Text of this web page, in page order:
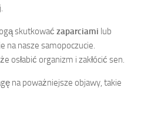
skutkować zaparciami lub
na nasze samopoczucie.
osłabić organizm i zakłócić sen.
na poważniejsze objawy, takie